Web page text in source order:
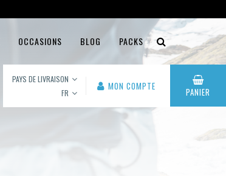
OCCASIONS BLOG PACKS
PAYS DE LIVRAISON
FR
MON COMPTE PANIER